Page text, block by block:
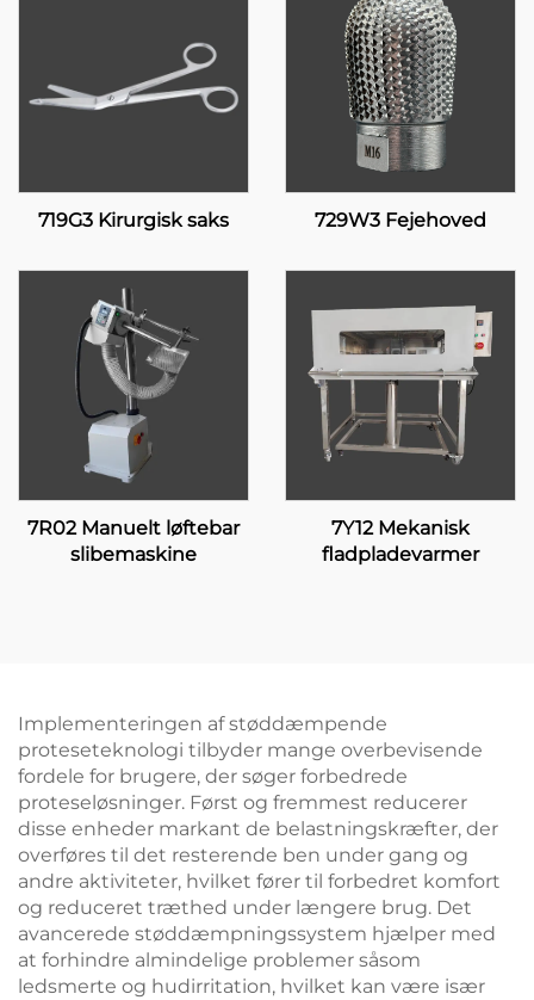
719G3 Kirurgisk saks 729W3 Fejehoved
7R02 Manuelt løftebar
slibemaskine
7Y12 Mekanisk
fladpladevarmer
Implementeringen af støddæmpende
proteseteknologi tilbyder mange overbevisende
fordele for brugere, der søger forbedrede
proteseløsninger. Først og fremmest reducerer
disse enheder markant de belastningskræfter, der
overføres til det resterende ben under gang og
andre aktiviteter, hvilket fører til forbedret komfort
og reduceret træthed under længere brug. Det
avancerede støddæmpningssystem hjælper med
at forhindre almindelige problemer såsom
ledsmerte og hudirritation, hvilket kan være især